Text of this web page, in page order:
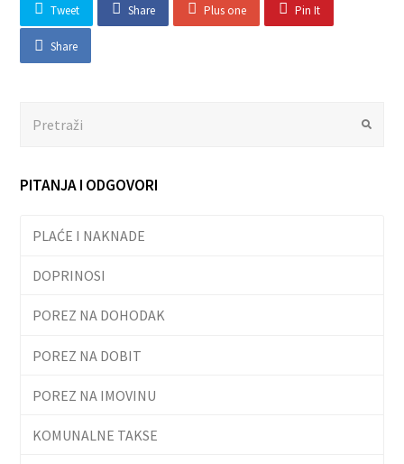
Tweet Share Plus one Pin It
Share
Submit
PITANJA I ODGOVORI
PLAĆE I NAKNADE
DOPRINOSI
POREZ NA DOHODAK
POREZ NA DOBIT
POREZ NA IMOVINU
KOMUNALNE TAKSE